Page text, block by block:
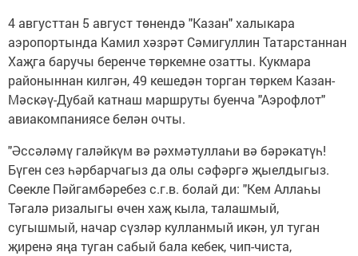
4 августтан 5 август төнендә "Казан" халыкара
аэропортында Камил хәзрәт Сәмигуллин Татарстаннан
Хаҗга баручы беренче төркемне озатты. Кукмара
районыннан килгән, 49 кешедән торган төркем Казан-
Мәскәү-Дубай катнаш маршруты буенча "Аэрофлот"
авиакомпаниясе белән очты.
"Әссәләмү галәйкүм вә рәхмәтуллаһи вә бәрәкатүһ!
Бүген сез һәрбарчагыз да олы сәфәргә җыелдыгыз.
Сөекле Пәйгамбәребез с.г.в. болай ди: "Кем Аллаһы
Тәгалә ризалыгы өчен хаҗ кыла, талашмый,
сугышмый, начар сүзләр кулланмый икән, ул туган
җиренә яңа туган сабый бала кебек, чип-чиста,